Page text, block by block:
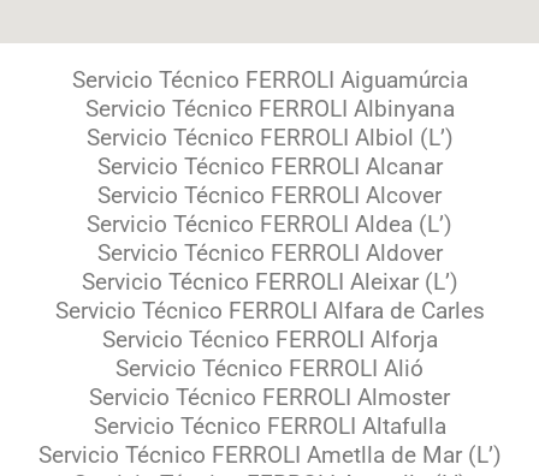
Servicio Técnico FERROLI Aiguamúrcia
Servicio Técnico FERROLI Albinyana
Servicio Técnico FERROLI Albiol (L’)
Servicio Técnico FERROLI Alcanar
Servicio Técnico FERROLI Alcover
Servicio Técnico FERROLI Aldea (L’)
Servicio Técnico FERROLI Aldover
Servicio Técnico FERROLI Aleixar (L’)
Servicio Técnico FERROLI Alfara de Carles
Servicio Técnico FERROLI Alforja
Servicio Técnico FERROLI Alió
Servicio Técnico FERROLI Almoster
Servicio Técnico FERROLI Altafulla
Servicio Técnico FERROLI Ametlla de Mar (L’)